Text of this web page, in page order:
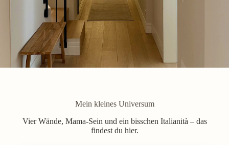
Mein kleines Universum
Vier Wände, Mama-Sein und ein bisschen Italianità – das
findest du hier.